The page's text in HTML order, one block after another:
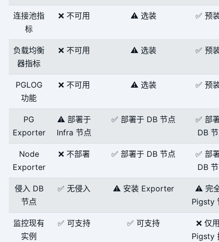
连接池指
标
❌ 不可用 ⚠️ 选装 ✅ 预
负载均衡
器指标
❌ 不可用 ⚠️ 选装 ✅ 预
PGLOG
功能
❌ 不可用 ⚠️ 选装 ✅ 预
PG
Exporter
⚠️ 部署于
Infra 节点
✅ 部署于 DB 节点
✅ 部
DB
Node
Exporter
❌ 不部署 ✅ 部署于 DB 节点
✅ 部
DB
侵入 DB
节点
✅ 无侵入 ⚠️ 安装 Exporter
⚠️ 完
Pigsty
监控现有
实例
✅ 可支持 ✅ 可支持
❌ 仅
Pigsty